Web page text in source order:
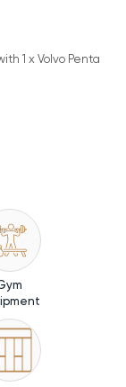
1 x Volvo Penta